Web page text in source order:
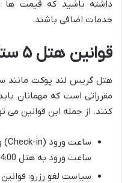
داشته باشید که قیمت
خدمات اضافی باشند.
قوانین هتل ۵ ستاره گریسلند پوکت
مقرراتی است که مهمانان
کنند. از جمله این قوانین می
ساعت ورود به هتل 14:00 و ساعت خروج 12:00 است.
سیاست لغو رزرو: